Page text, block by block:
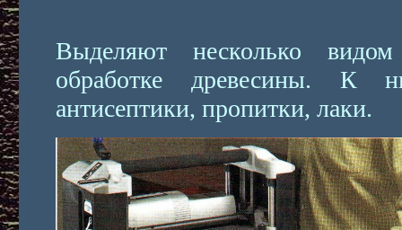
Выделяют несколько
обработке древесины. К
антисептики, пропитки, лаки.